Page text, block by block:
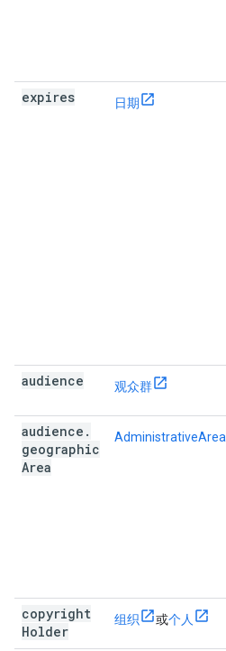
expires 日期
audience 观众群
audience .
geographic
Area
AdministrativeArea
copyright
Holder
组织 或个人